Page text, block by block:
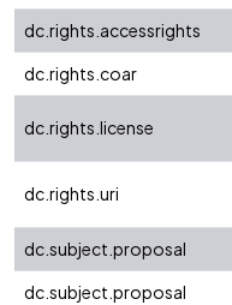
dc.rights.accessrights
dc.rights.coar
dc.rights.license
dc.rights.uri
dc.subject.proposal
dc.subject.proposal